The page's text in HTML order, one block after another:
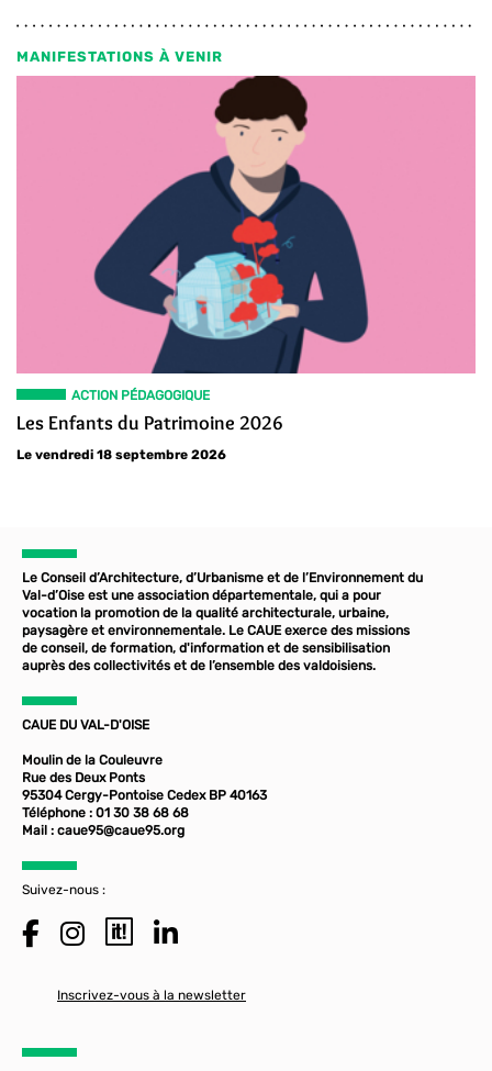
MANIFESTATIONS À VENIR
ACTION PÉDAGOGIQUE
Les Enfants du Patrimoine 2026
Le vendredi 18 septembre 2026
Le Conseil d’Architecture, d’Urbanisme et de l’Environnement du
Val-d’Oise est une association départementale, qui a pour
vocation la promotion de la qualité architecturale, urbaine,
paysagère et environnementale. Le CAUE exerce des missions
de conseil, de formation, d'information et de sensibilisation
auprès des collectivités et de l’ensemble des valdoisiens.
CAUE DU VAL-D'OISE
Moulin de la Couleuvre
Rue des Deux Ponts
95304 Cergy-Pontoise Cedex BP 40163
Téléphone : 01 30 38 68 68
Mail : caue95@caue95.org
Suivez-nous :
Inscrivez-vous à la newsletter